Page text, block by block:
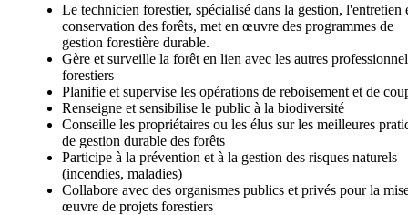
Le technicien forestier, spécialisé dans la gestion, l'entretien
conservation des forêts, met en œuvre des programmes de
gestion forestière durable.
Gère et surveille la forêt en lien avec les autres
forestiers
Planifie et supervise les opérations de reboisement et de
Renseigne et sensibilise le public à la biodiversité
Conseille les propriétaires ou les élus sur les meilleures
de gestion durable des forêts
Participe à la prévention et à la gestion des risques naturels
(incendies, maladies)
Collabore avec des organismes publics et privés pour la
œuvre de projets forestiers